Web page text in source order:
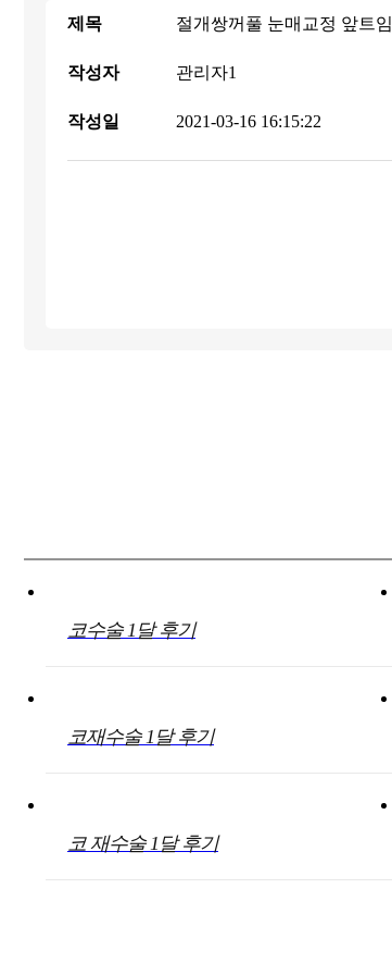
제목 절개쌍꺼풀 눈매교정 앞트임
작성자 관리자1
작성일 2021-03-16 16:15:22
코수술 1달 후기
코재수술 1달 후기
코 재수술 1달 후기